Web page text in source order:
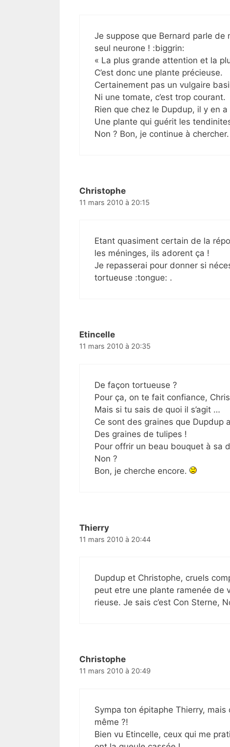
Je suppose que Bernard parle de
seul neurone ! :biggrin:
« La plus grande attention et la
C’est donc une plante précieuse.
Certainement pas un vulgaire
Ni une tomate, c’est trop courant.
Rien que chez le Dupdup, il y en
Une plante qui guérit les
Non ? Bon, je continue à chercher.
Christophe
11 mars 2010 à 20:15
Etant quasiment certain de la
les méninges, ils adorent ça !
Je repasserai pour donner si
tortueuse :tongue: .
Etincelle
11 mars 2010 à 20:35
De façon tortueuse ?
Pour ça, on te fait confiance,
Mais si tu sais de quoi il s’agit …
Ce sont des graines que Dupdup
Des graines de tulipes !
Pour offrir un beau bouquet à sa
Non ?
Bon, je cherche encore.
Thierry
11 mars 2010 à 20:44
Dupdup et Christophe, cruels
peut etre une plante ramenée de
rieuse. Je sais c’est Con Sterne,
Christophe
11 mars 2010 à 20:49
Sympa ton épitaphe Thierry,
même ?!
Bien vu Etincelle, ceux qui me